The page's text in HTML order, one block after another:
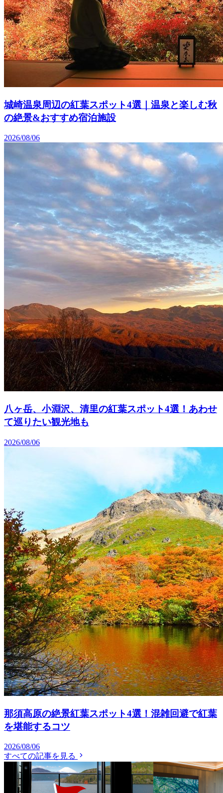
城崎温泉周辺の紅葉スポット4選｜温泉と楽しむ秋
の絶景&おすすめ宿泊施設
2026/08/06
八ヶ岳、小淵沢、清里の紅葉スポット4選！あわせ
て巡りたい観光地も
2026/08/06
那須高原の絶景紅葉スポット4選！混雑回避で紅葉
を堪能するコツ
2026/08/06
すべての記事を見る